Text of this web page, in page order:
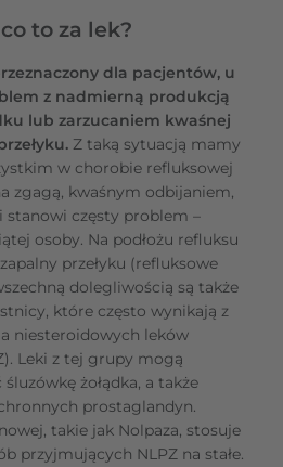
to za lek?
dla pacjentów, u
z nadmierną produkcją
lub zarzucaniem kwaśnej
Z taką sytuacją mamy
w chorobie refluksowej
zgagą, kwaśnym odbijaniem,
stanowi częsty problem –
osoby. Na podłożu refluksu
przełyku (refluksowe
dolegliwością są także
które często wynikają z
niesteroidowych leków
Leki z tej grupy mogą
żołądka, a także
prostaglandyn.
takie jak Nolpaza, stosuje
przyjmujących NLPZ na stałe.